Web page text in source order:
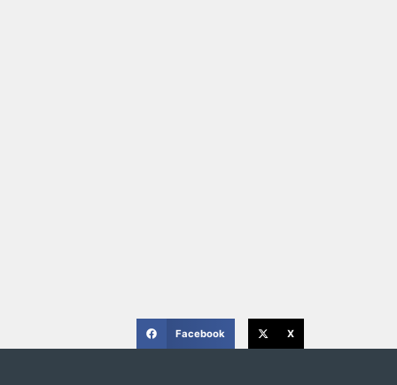
Facebook X